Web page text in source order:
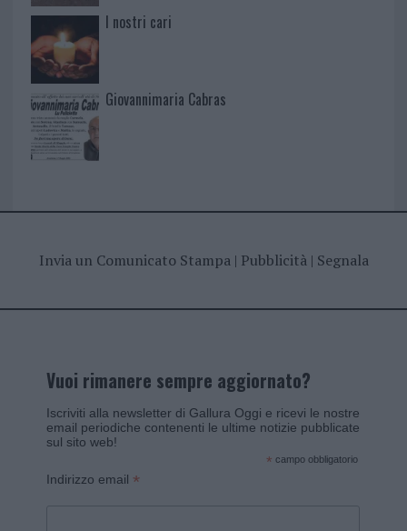
I nostri cari
Giovannimaria Cabras
Invia un Comunicato Stampa| Pubblicità| Segnala
Vuoi rimanere sempre aggiornato?
Iscriviti alla newsletter di Gallura Oggi e ricevi le nostre
email periodiche contenenti le ultime notizie pubblicate
sul sito web!
* campo obbligatorio
Indirizzo email *